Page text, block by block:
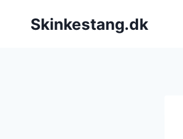
Skinkestang.dk